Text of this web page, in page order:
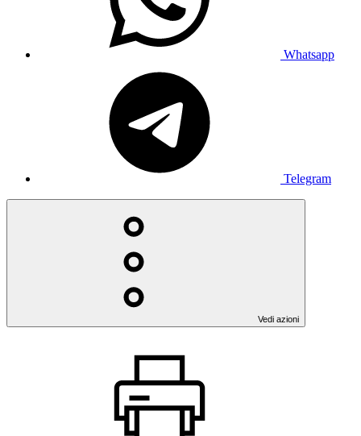
Whatsapp
Telegram
Vedi azioni